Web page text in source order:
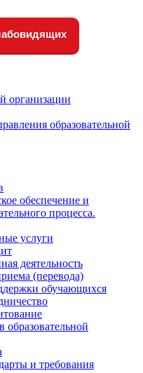
организации
образовательной
обеспечение и
процесса.
услуги
деятельность
(перевода)
обучающихся
образовательной
и требования